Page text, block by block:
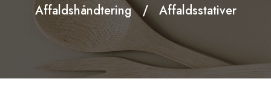
Affaldshåndtering
Affaldsstativer